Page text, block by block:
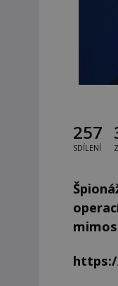
257
SDÍLENÍ